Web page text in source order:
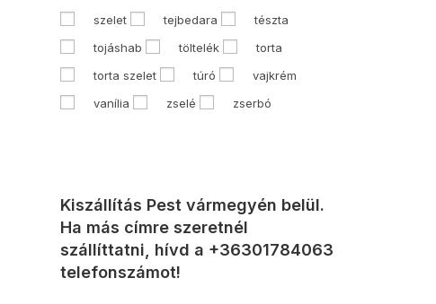
szelet
tejbedara
tészta
tojáshab
töltelék
torta
torta szelet
túró
vajkrém
vanília
zselé zserbó
Kiszállítás Pest vármegyén belül.
Ha más címre szeretnél
szállíttatni, hívd a +36301784063
telefonszámot!